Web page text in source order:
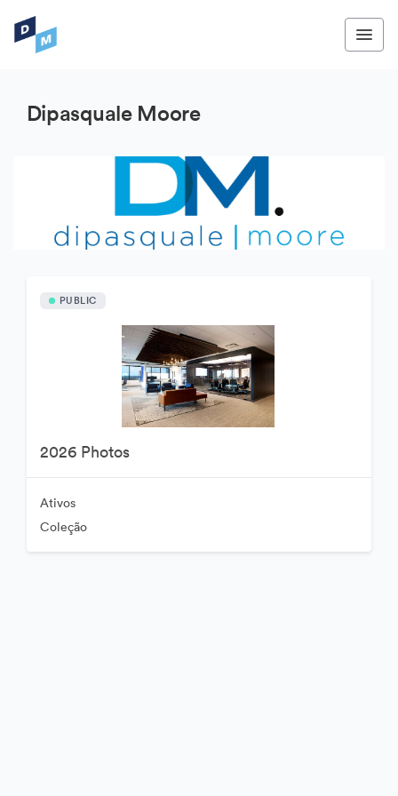
Dipasquale Moore
PUBLIC
2026 Photos
Ativos
Coleção